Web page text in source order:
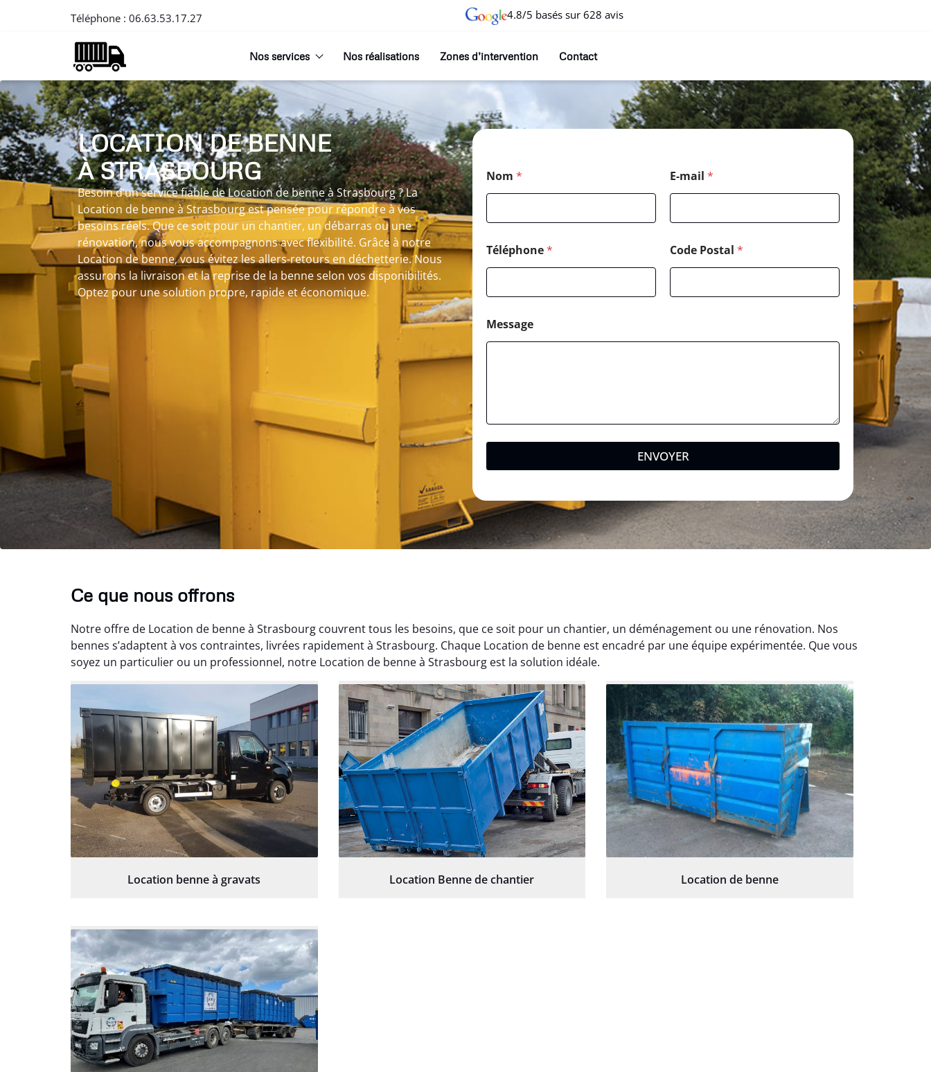
Téléphone : 06.63.53.17.27 4.8/5 basés sur 628 avis
Nos services Nos réalisations Zones d’intervention Contact
LOCATION DE BENNE
À STRASBOURG
Besoin d’un service fiable de Location de benne à Strasbourg ? La
Location de benne à Strasbourg est pensée pour répondre à vos
besoins réels. Que ce soit pour un chantier, un débarras ou une
rénovation, nous vous accompagnons avec flexibilité. Grâce à notre
Location de benne, vous évitez les allers-retours en déchetterie. Nous
assurons la livraison et la reprise de la benne selon vos disponibilités.
Optez pour une solution propre, rapide et économique.
Nom * E-mail *
Téléphone* Code Postal *
Message
ENVOYER
Ce que nous offrons
Notre offre de Location de benne à Strasbourg couvrent tous les besoins, que ce soit pour un chantier, un déménagement ou une rénovation. Nos
bennes s’adaptent à vos contraintes, livrées rapidement à Strasbourg. Chaque Location de benne est encadré par une équipe expérimentée. Que vous
soyez un particulier ou un professionnel, notre Location de benne à Strasbourg est la solution idéale.
Location benne à gravats Location Benne de chantier Location de benne